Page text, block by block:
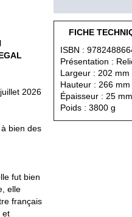
2026
bien des
fut bien
elle
français
et
FICHE
ISBN :
Présentation :
Largeur : 202 mm
Hauteur : 266 mm
Épaisseur : 25 mm
Poids : 3800 g